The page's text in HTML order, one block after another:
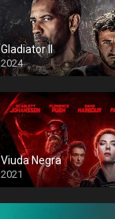
Gladiator II
2024
Viuda Negra
2021